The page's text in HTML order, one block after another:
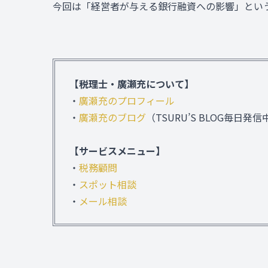
今回は「経営者が与える銀行融資への影響」とい
【税理士・廣瀬充について】
・ 廣瀬充のプロフィール
・ 廣瀬充のブログ （TSURU’S BLOG毎日発信
【サービスメニュー】
・ 税務顧問
・ スポット相談
・ メール相談